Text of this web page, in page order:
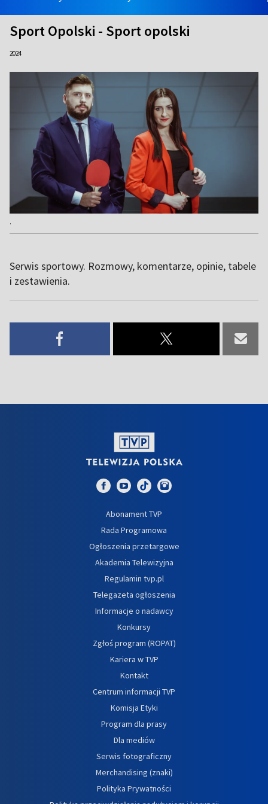
Sport Opolski - Sport opolski
2024
.
Serwis sportowy. Rozmowy, komentarze, opinie, tabele
i zestawienia.
Abonament TVP
Rada Programowa
Ogłoszenia przetargowe
Akademia Telewizyjna
Regulamin tvp.pl
Telegazeta ogłoszenia
Informacje o nadawcy
Konkursy
Zgłoś program (ROPAT)
Kariera w TVP
Kontakt
Centrum informacji TVP
Komisja Etyki
Program dla prasy
Dla mediów
Serwis fotograficzny
Merchandising (znaki)
Polityka Prywatności